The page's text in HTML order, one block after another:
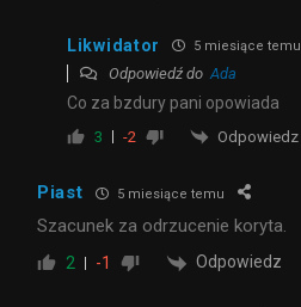
Likwidator 5 miesiące temu
Odpowiedź do Ada
Co za bzdury pani opowiada
3 -2 Odpowiedz
Piast 5 miesiące temu
Szacunek za odrzucenie koryta.
2 -1 Odpowiedz